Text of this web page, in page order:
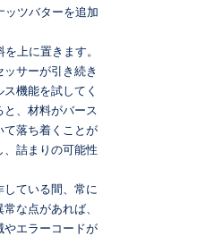
ッツバターを追加
上に置きます。
サーが引き続き
機能を試してく
、材料がバース
て落ち着くことが
詰まりの可能性
ている間、常に
な点があれば、
やエラーコードが